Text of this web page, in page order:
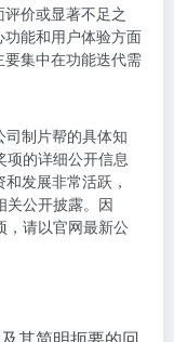
价或显著不足之
能和用户体验方面
集中在功能迭代需
司制片帮的具体知
项的详细公开信息
发展非常活跃，
关公开披露。因
，请以官网最新公